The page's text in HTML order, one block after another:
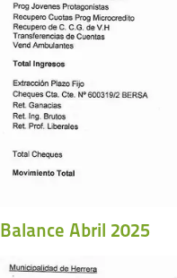
Balance Abril 2025